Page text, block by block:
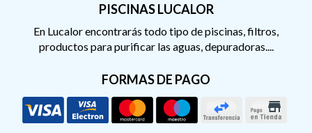
PISCINAS LUCALOR
En Lucalor encontrarás todo tipo de piscinas, filtros,
productos para purificar las aguas, depuradoras....
FORMAS DE PAGO